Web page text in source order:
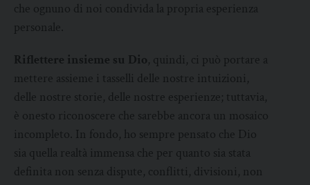
che ognuno di noi condivida la propria esperienza
personale.
Riflettere insieme su Dio, quindi, ci può portare a
mettere assieme i tasselli delle nostre intuizioni,
delle nostre storie, delle nostre esperienze; tuttavia,
è onesto riconoscere che sarebbe ancora un mosaico
incompleto. In fondo, ho sempre pensato che Dio
sia quella realtà immensa che per quanto sia stata
definita non senza dispute, conflitti, divisioni, non